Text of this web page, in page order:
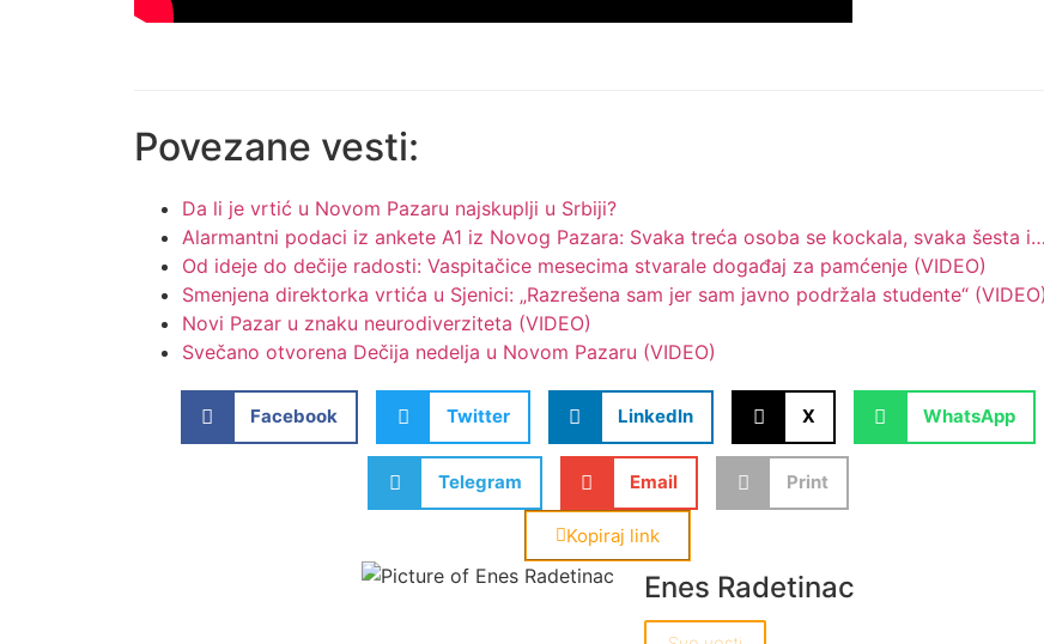
Povezane vesti:
Da li je vrtić u Novom Pazaru najskuplji u Srbiji?
Alarmantni podaci iz ankete A1 iz Novog Pazara: Svaka treća osoba se kockala, svaka šesta i…
Od ideje do dečije radosti: Vaspitačice mesecima stvarale događaj za pamćenje (VIDEO)
Smenjena direktorka vrtića u Sjenici: „Razrešena sam jer sam javno podržala studente“ (VIDEO)
Novi Pazar u znaku neurodiverziteta (VIDEO)
Svečano otvorena Dečija nedelja u Novom Pazaru (VIDEO)
Facebook Twitter LinkedIn X WhatsApp
Telegram Email Print
Kopiraj link
Enes Radetinac